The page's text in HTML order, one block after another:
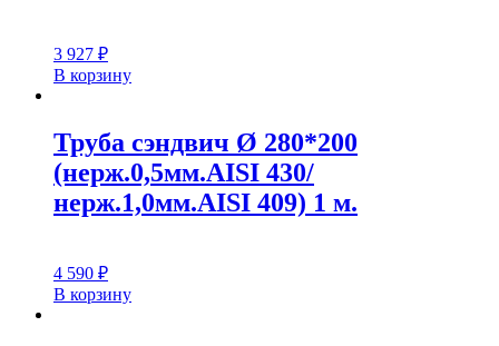
3 927 ₽
В корзину
Труба сэндвич Ø 280*200
(нерж.0,5мм.AISI 430/
нерж.1,0мм.AISI 409) 1 м.
4 590 ₽
В корзину